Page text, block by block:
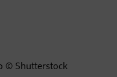
© Shutterstock